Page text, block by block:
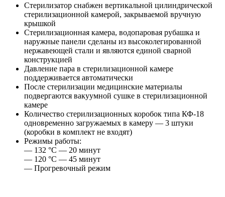
Стерилизатор снабжен вертикальной цилиндрической
стерилизационной камерой, закрываемой вручную
крышкой
Стерилизационная камера, водопаровая рубашка и
наружные панели сделаны из высоколегированной
нержавеющей стали и являются единой сварной
конструкцией
Давление пара в стерилизационной камере
поддерживается автоматически
После стерилизации медицинские материалы
подвергаются вакуумной сушке в стерилизационной
камере
Количество стерилизационных коробок типа КФ-18
одновременно загружаемых в камеру — 3 штуки
(коробки в комплект не входят)
Режимы работы:
— 132 °С — 20 минут
— 120 °С — 45 минут
— Прогревочный режим